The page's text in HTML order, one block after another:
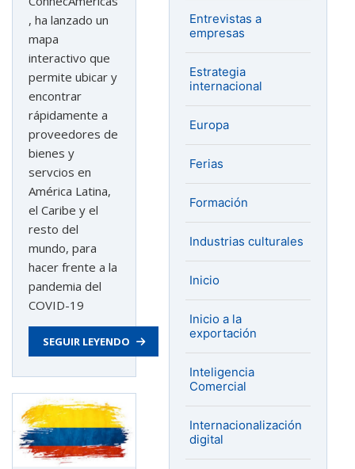
, ha lanzado un
mapa
interactivo que
permite ubicar y
encontrar
rápidamente a
proveedores de
bienes y
servcios en
América Latina,
el Caribe y el
resto del
mundo, para
hacer frente a la
pandemia del
COVID-19
SEGUIR LEYENDO
Entrevistas a
empresas
Estrategia
internacional
Europa
Ferias
Formación
Industrias culturales
Inicio
Inicio a la
exportación
Inteligencia
Comercial
Internacionalización
digital